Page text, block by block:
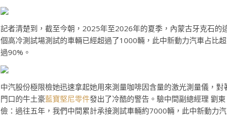
記者清楚到，截至今朝，2025年至2026年的夏季，內蒙古牙克石的
個高冷測試場測試的車輛已經超過了1000輛，此中新動力汽車占比超
過90%。
中汽股份極限檢她迅速拿起她用來測量咖啡因含量的激光測量儀，對
門口的牛土豪藍寶堅尼零件發出了冷酷的警告。驗中間副總經理 劉東
儉：過往五年，我們中間累計承接測試車輛約7000輛，此中新動力汽